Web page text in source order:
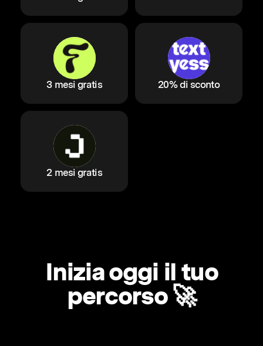
3 mesi gratis 20% di sconto
2 mesi gratis
Inizia oggi il tuo
percorso 🚀